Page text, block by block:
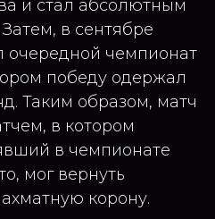
и стал абсолютным
в сентябре
очередной чемпионат
победу одержал
Таким образом, матч
в котором
в чемпионате
мог вернуть
корону.